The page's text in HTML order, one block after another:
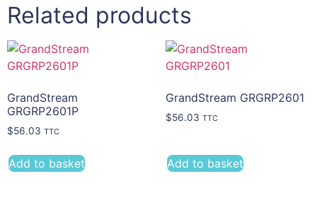
Related products
GrandStream
GRGRP2601P
$56.03 TTC
Add to basket
GrandStream GRGRP2601
$56.03 TTC
Add to basket